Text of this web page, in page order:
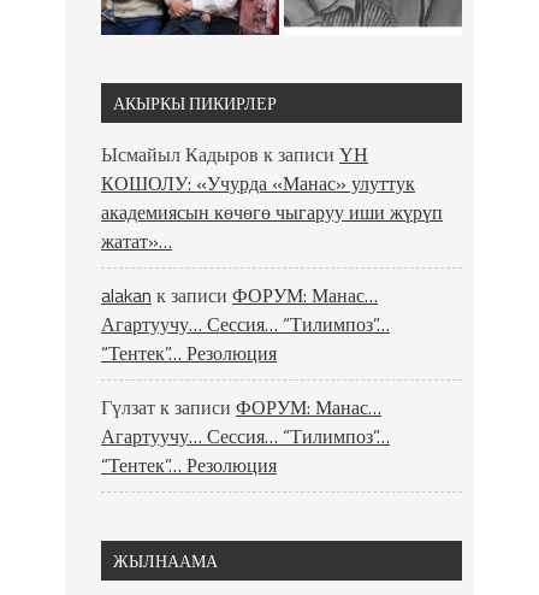
АКЫРКЫ ПИКИРЛЕР
Ысмайыл Кадыров к записи ҮН
КОШОЛУ: «Учурда «Манас» улуттук
академиясын көчөгө чыгаруу иши жүрүп
жатат»…
alakan к записи ФОРУМ: Манас…
Агартуучу… Сессия… “Тилимпоз”…
“Тентек”… Резолюция
Гүлзатк записи ФОРУМ: Манас…
Агартуучу… Сессия… “Тилимпоз”…
“Тентек”… Резолюция
ЖЫЛНААМА